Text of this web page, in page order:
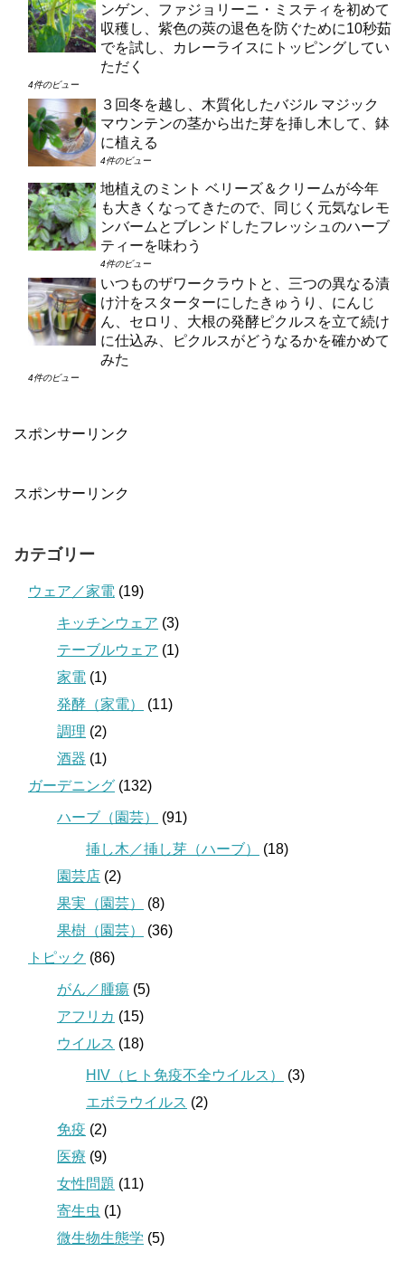
ンゲン、ファジョリーニ・ミスティを初めて
収穫し、紫色の莢の退色を防ぐために10秒茹
でを試し、カレーライスにトッピングしてい
ただく
4件のビュー
３回冬を越し、木質化したバジル マジック
マウンテンの茎から出た芽を挿し木して、鉢
に植える
4件のビュー
地植えのミント ベリーズ＆クリームが今年
も大きくなってきたので、同じく元気なレモ
ンバームとブレンドしたフレッシュのハーブ
ティーを味わう
4件のビュー
いつものザワークラウトと、三つの異なる漬
け汁をスターターにしたきゅうり、にんじ
ん、セロリ、大根の発酵ピクルスを立て続け
に仕込み、ピクルスがどうなるかを確かめて
みた
4件のビュー
スポンサーリンク
スポンサーリンク
カテゴリー
ウェア／家電 (19)
キッチンウェア (3)
テーブルウェア (1)
家電 (1)
発酵（家電）
(11)
調理 (2)
酒器 (1)
ガーデニング (132)
ハーブ（園芸） (91)
挿し木／挿し芽（ハーブ）
(18)
園芸店 (2)
果実（園芸）
(8)
果樹（園芸）
(36)
トピック (86)
がん／腫瘍 (5)
アフリカ (15)
ウイルス (18)
HIV（ヒト免疫不全ウイルス）
(3)
エボラウイルス (2)
免疫 (2)
医療 (9)
女性問題 (11)
寄生虫 (1)
微生物生態学 (5)